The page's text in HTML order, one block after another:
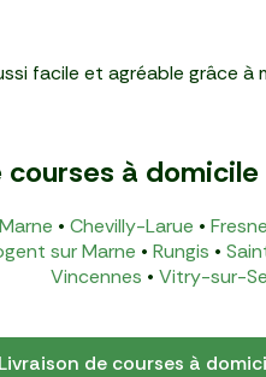
facile et agréable grâce à
courses à
• Chevilly-Larue •
sur Marne • Rungis •
Vincennes • Vitry-sur-
Livraison de courses à